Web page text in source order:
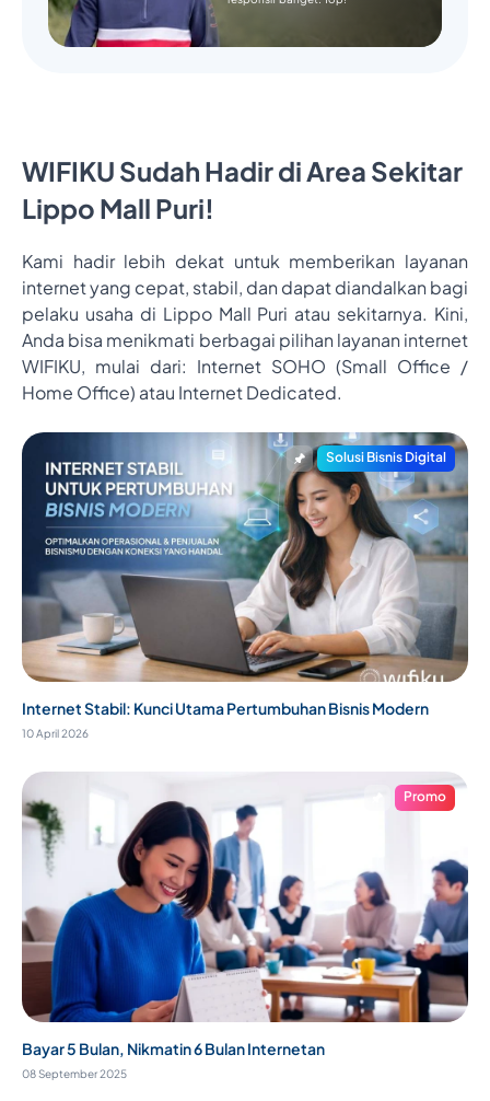
WIFIKU Sudah Hadir di Area Sekitar
Lippo Mall Puri!
Kami hadir lebih dekat untuk memberikan layanan
internet yang cepat, stabil, dan dapat diandalkan bagi
pelaku usaha di Lippo Mall Puri atau sekitarnya. Kini,
Anda bisa menikmati berbagai pilihan layanan internet
WIFIKU, mulai dari: Internet SOHO (Small Office /
Home Office) atau Internet Dedicated.
Solusi Bisnis Digital
Internet Stabil: Kunci Utama Pertumbuhan Bisnis Modern
10 April 2026
Promo
Bayar 5 Bulan, Nikmatin 6 Bulan Internetan
08 September 2025